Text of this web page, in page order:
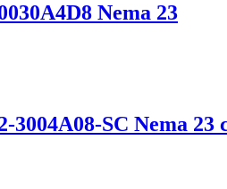
Nema 23
SC Nema 23